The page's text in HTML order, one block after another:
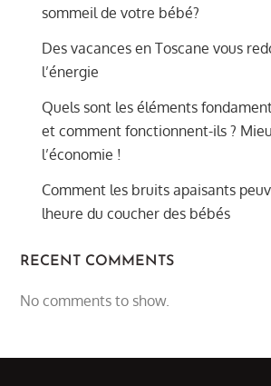
sommeil de votre bébé?
Des vacances en Toscane vous
l’énergie
Quels sont les éléments
et comment fonctionnent-ils ?
l’économie !
Comment les bruits apaisants
lheure du coucher des bébés
RECENT COMMENTS
No comments to show.